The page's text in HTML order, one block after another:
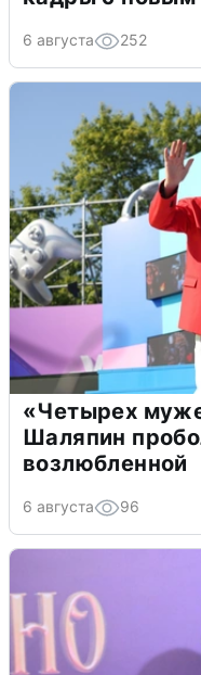
6 августа 252
«Четырех
Шаляпин
возлюбленной
6 августа 96